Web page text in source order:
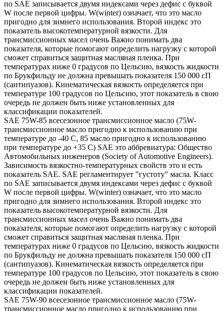
по SAE записывается двумя индексами через дефис с буквой
W после первой цифры. W(winter) означает, что это масло
пригодно для зимнего использования. Второй индекс это
показатель высокотемпературной вязкости. Для
трансмиссионных масел очень Важно понимать два
показателя, которые помогают определить нагрузку с которой
сможет справиться защитная масляная пленка. При
температурах ниже 0 градусов по Цельсию, вязкость жидкости
по Брукфильду не должна превышать показателя 150 000 сП
(сантипуазов). Кинематическая вязкость определяется при
температуре 100 градусов по Цельсию, этот показатель в свою
очередь не должен быть ниже установленных для
классификации показателей.
SAE 75W-85 всесезонное трансмиссионное масло (75W-
трансмиссионное масло пригодно к использованию при
температуре до -40 С, 85 масло пригодно к использованию
при температуре до +35 С) SAE это аббревиатура: Общество
Автомобильных инженеров (Society of Automotive Engineers).
Зависимость вязкостно-температурных свойств это и есть
показатель SAE. SAE регламентирует "густоту" масла. Класс
по SAE записывается двумя индексами через дефис с буквой
W после первой цифры. W(winter) означает, что это масло
пригодно для зимнего использования. Второй индекс это
показатель высокотемпературной вязкости. Для
трансмиссионных масел очень Важно понимать два
показателя, которые помогают определить нагрузку с которой
сможет справиться защитная масляная пленка. При
температурах ниже 0 градусов по Цельсию, вязкость жидкости
по Брукфильду не должна превышать показателя 150 000 сП
(сантипуазов). Кинематическая вязкость определяется при
температуре 100 градусов по Цельсию, этот показатель в свою
очередь не должен быть ниже установленных для
классификации показателей.
SAE 75W-90 всесезонное трансмиссионное масло (75W-
трансмиссионное масло пригодно к использованию при